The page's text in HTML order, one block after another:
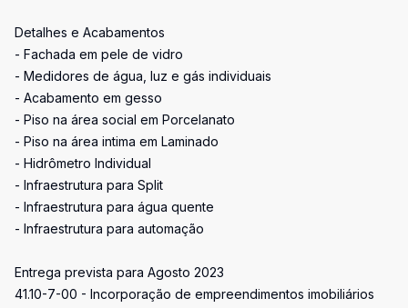
Detalhes e Acabamentos
- Fachada em pele de vidro
- Medidores de água, luz e gás individuais
- Acabamento em gesso
- Piso na área social em Porcelanato
- Piso na área intima em Laminado
- Hidrômetro Individual
- Infraestrutura para Split
- Infraestrutura para água quente
- Infraestrutura para automação
Entrega prevista para Agosto 2023
41.10-7-00 - Incorporação de empreendimentos imobiliários